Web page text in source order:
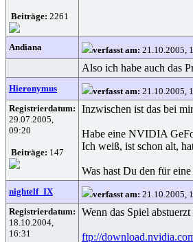
Beiträge: 2261
Andiana verfasst am: 21.10.2005,
Also ich habe auch das
Hieronymus verfasst am: 21.10.2005,
Registrierdatum:
29.07.2005,
09:20
Beiträge: 147
Inzwischen ist das bei
Habe eine NVIDIA
Ich weiß, ist schon alt,
Was hast Du den für
nightelf_IX verfasst am: 21.10.2005,
Registrierdatum:
18.10.2004,
16:31
Wenn das Spiel
ftp://